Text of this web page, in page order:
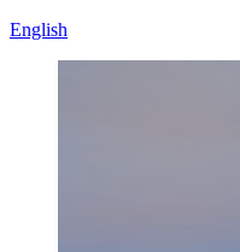
English